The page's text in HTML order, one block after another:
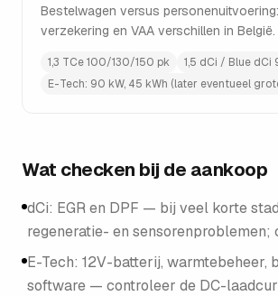
Bestelwagen versus personenuitvoering:
verzekering en VAA verschillen in België.
1,3 TCe 100/130/150 pk
1,5 dCi / Blue dCi
E-Tech: 90 kW, 45 kWh (later eventueel
Wat checken bij de aankoop
dCi: EGR en DPF — bij veel korte
regeneratie- en sensorenproblemen;
E-Tech: 12V-batterij, warmtebeheer,
software — controleer de DC-